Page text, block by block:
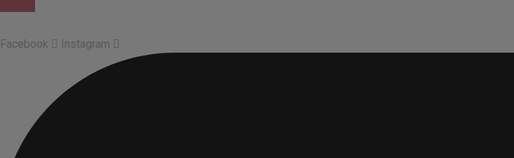
Facebook Instagram